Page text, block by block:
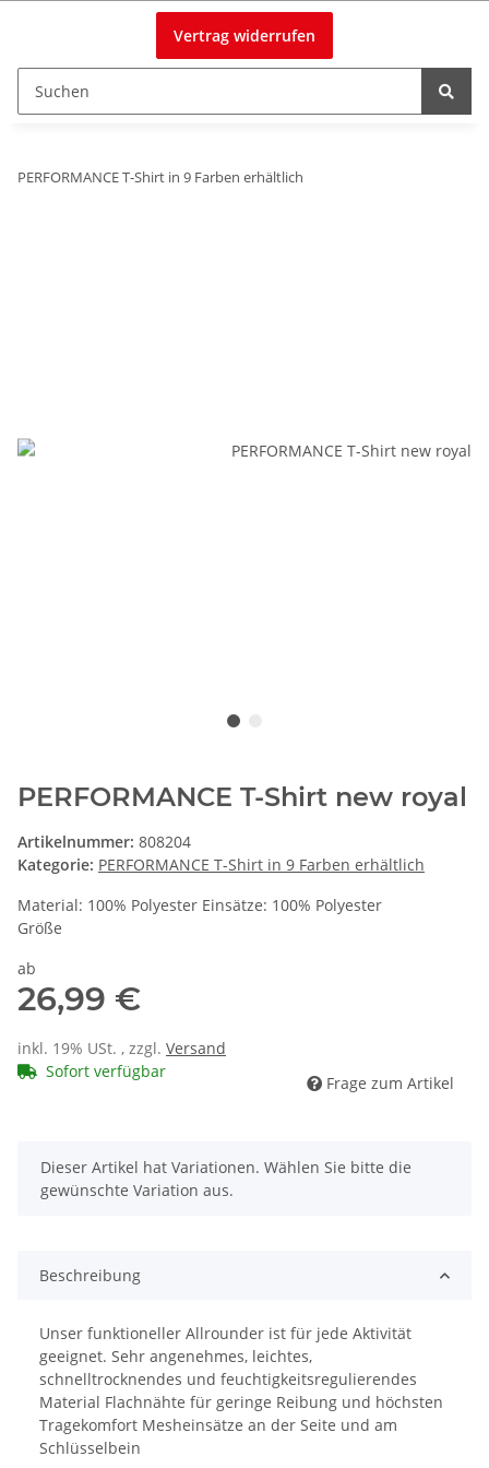
Vertrag widerrufen
PERFORMANCE T-Shirt in 9 Farben erhältlich
PERFORMANCE T-Shirt new royal
Artikelnummer: 808204
Kategorie: PERFORMANCE T-Shirt in 9 Farben erhältlich
Material: 100% Polyester Einsätze: 100% Polyester
Größe
ab
26,99 €
inkl. 19% USt. , zzgl. Versand
Sofort verfügbar
Frage zum Artikel
x
Dieser Artikel hat Variationen. Wählen Sie bitte die
gewünschte Variation aus.
Beschreibung
Unser funktioneller Allrounder ist für jede Aktivität
geeignet. Sehr angenehmes, leichtes,
schnelltrocknendes und feuchtigkeitsregulierendes
Material Flachnähte für geringe Reibung und höchsten
Tragekomfort Mesheinsätze an der Seite und am
Schlüsselbein